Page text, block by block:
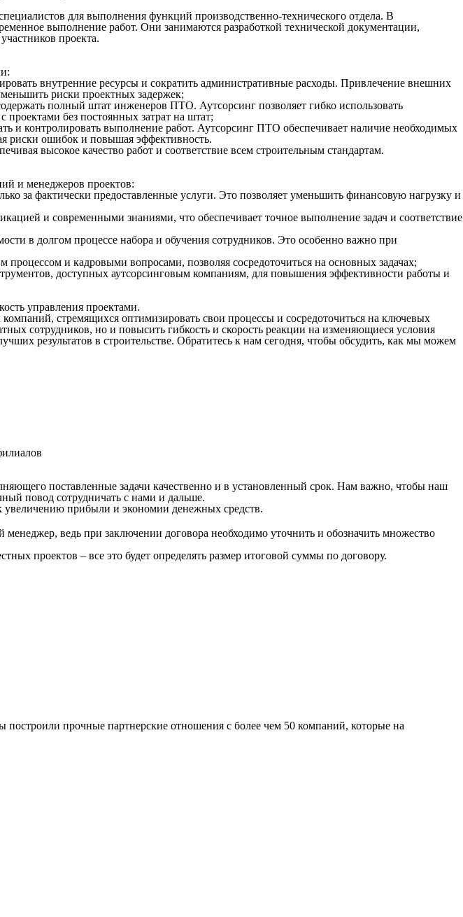
для выполнения функций производственно-технического отдела. В
выполнение работ. Они занимаются разработкой технической документации,
проекта.
внутренние ресурсы и сократить административные расходы. Привлечение внешних
риски проектных задержек;
полный штат инженеров ПТО. Аутсорсинг позволяет гибко использовать
без постоянных затрат на штат;
контролировать выполнение работ. Аутсорсинг ПТО обеспечивает наличие необходимых
риски ошибок и повышая эффективность.
высокое качество работ и соответствие всем строительным стандартам.
и менеджеров проектов:
за фактически предоставленные услуги. Это позволяет уменьшить финансовую нагрузку и
и современными знаниями, что обеспечивает точное выполнение задач и соответствие
в долгом процессе набора и обучения сотрудников. Это особенно важно при
и кадровыми вопросами, позволяя сосредоточиться на основных задачах;
доступных аутсорсинговым компаниям, для повышения эффективности работы и
управления проектами.
стремящихся оптимизировать свои процессы и сосредоточиться на ключевых
сотрудников, но и повысить гибкость и скорость реакции на изменяющиеся условия
результатов в строительстве. Обратитесь к нам сегодня, чтобы обсудить, как мы можем
поставленные задачи качественно и в установленный срок. Нам важно, чтобы наш
повод сотрудничать с нами и дальше.
прибыли и экономии денежных средств.
ведь при заключении договора необходимо уточнить и обозначить множество
проектов – все это будет определять размер итоговой суммы по договору.
прочные партнерские отношения с более чем 50 компаний, которые на